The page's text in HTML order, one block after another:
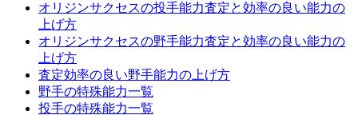
オリジンサクセスの投手能力査定と効率の良い能力の
上げ方
オリジンサクセスの野手能力査定と効率の良い能力の
上げ方
査定効率の良い野手能力の上げ方
野手の特殊能力一覧
投手の特殊能力一覧